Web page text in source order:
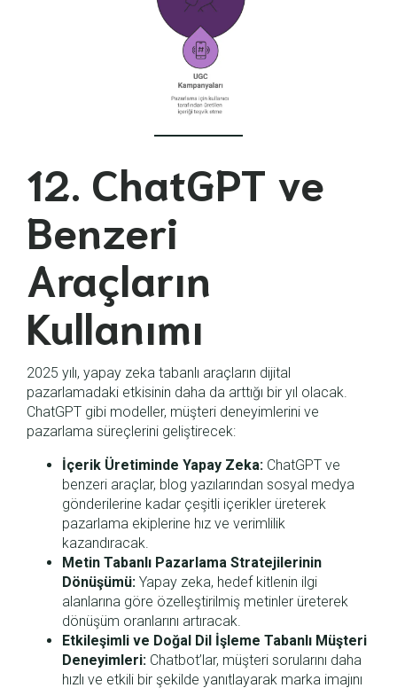
12. ChatGPT ve
Benzeri
Araçların
Kullanımı
2025 yılı, yapay zeka tabanlı araçların dijital
pazarlamadaki etkisinin daha da arttığı bir yıl olacak.
ChatGPT gibi modeller, müşteri deneyimlerini ve
pazarlama süreçlerini geliştirecek:
İçerik Üretiminde Yapay Zeka: ChatGPT ve
benzeri araçlar, blog yazılarından sosyal medya
gönderilerine kadar çeşitli içerikler üreterek
pazarlama ekiplerine hız ve verimlilik
kazandıracak.
Metin Tabanlı Pazarlama Stratejilerinin
Dönüşümü: Yapay zeka, hedef kitlenin ilgi
alanlarına göre özelleştirilmiş metinler üreterek
dönüşüm oranlarını artıracak.
Etkileşimli ve Doğal Dil İşleme Tabanlı Müşteri
Deneyimleri: Chatbot’lar, müşteri sorularını daha
hızlı ve etkili bir şekilde yanıtlayarak marka imajını